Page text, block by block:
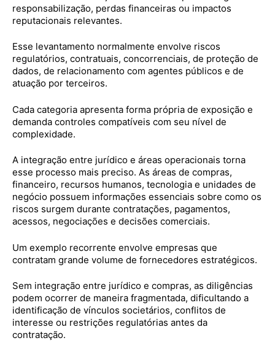
responsabilização, perdas financeiras ou impactos
reputacionais relevantes.
Esse levantamento normalmente envolve riscos
regulatórios, contratuais, concorrenciais, de proteção de
dados, de relacionamento com agentes públicos e de
atuação por terceiros.
Cada categoria apresenta forma própria de exposição e
demanda controles compatíveis com seu nível de
complexidade.
A integração entre jurídico e áreas operacionais torna
esse processo mais preciso. As áreas de compras,
financeiro, recursos humanos, tecnologia e unidades de
negócio possuem informações essenciais sobre como os
riscos surgem durante contratações, pagamentos,
acessos, negociações e decisões comerciais.
Um exemplo recorrente envolve empresas que
contratam grande volume de fornecedores estratégicos.
Sem integração entre jurídico e compras, as diligências
podem ocorrer de maneira fragmentada, dificultando a
identificação de vínculos societários, conflitos de
interesse ou restrições regulatórias antes da
contratação.